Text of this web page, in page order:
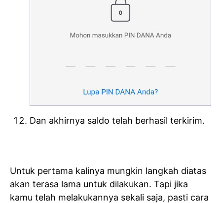
Dan akhirnya saldo telah berhasil terkirim.
Untuk pertama kalinya mungkin langkah diatas
akan terasa lama untuk dilakukan. Tapi jika
kamu telah melakukannya sekali saja, pasti cara